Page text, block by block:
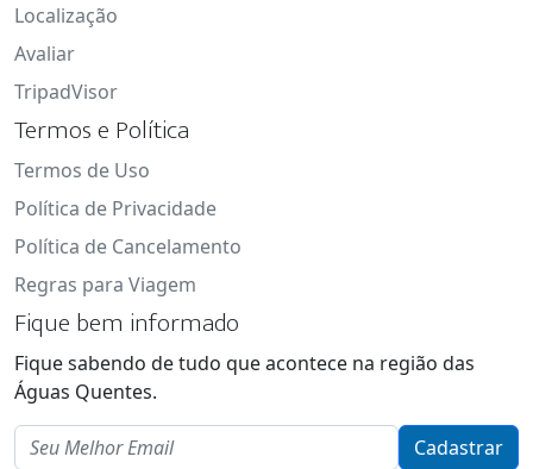
Localização
Avaliar
TripadVisor
Termos e Política
Termos de Uso
Política de Privacidade
Política de Cancelamento
Regras para Viagem
Fique bem informado
Fique sabendo de tudo que acontece na região das
Águas Quentes.
Email
Cadastrar